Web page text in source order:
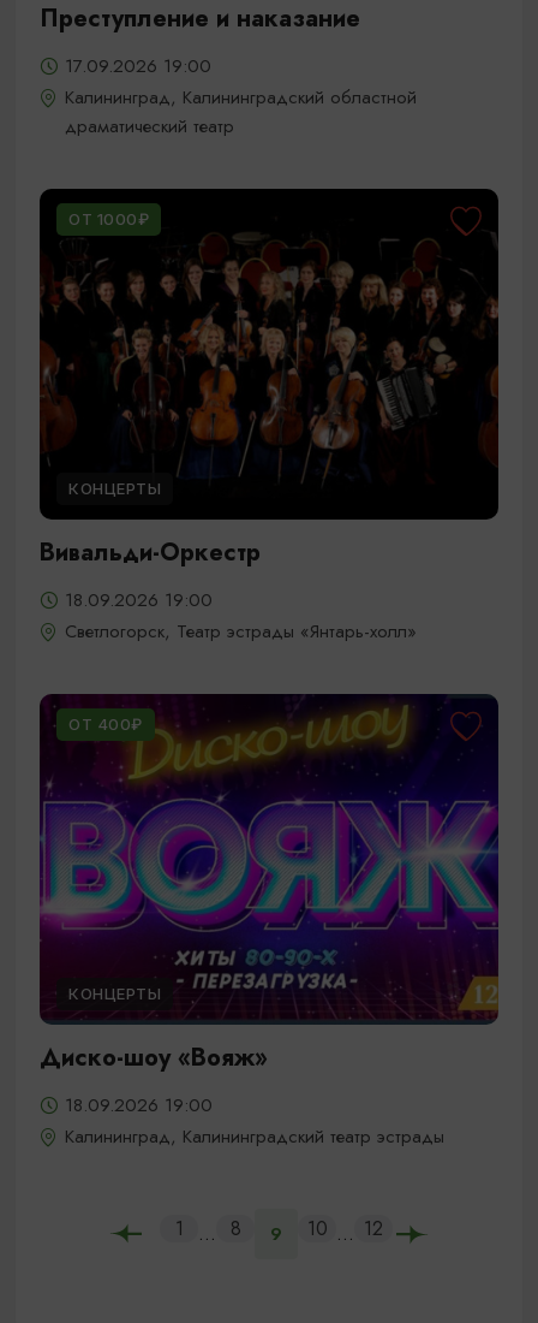
Преступление и наказание
17.09.2026 19:00
Калининград, Калининградский областной
драматический театр
ОТ 1000₽
КОНЦЕРТЫ
Вивальди-Оркестр
18.09.2026 19:00
Светлогорск, Театр эстрады «Янтарь-холл»
ОТ 400₽
КОНЦЕРТЫ
Диско-шоу «Вояж»
18.09.2026 19:00
Калининград, Калининградский театр эстрады
1 ... 8 9 10 ... 12